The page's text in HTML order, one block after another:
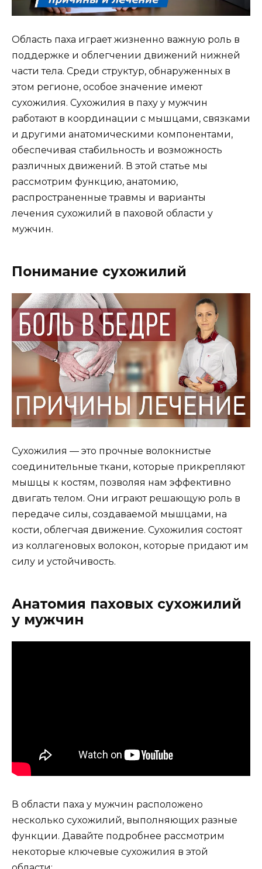
Область паха играет жизненно важную роль в
поддержке и облегчении движений нижней
части тела. Среди структур, обнаруженных в
этом регионе, особое значение имеют
сухожилия. Сухожилия в паху у мужчин
работают в координации с мышцами, связками
и другими анатомическими компонентами,
обеспечивая стабильность и возможность
различных движений. В этой статье мы
рассмотрим функцию, анатомию,
распространенные травмы и варианты
лечения сухожилий в паховой области у
мужчин.
Понимание сухожилий
Сухожилия — это прочные волокнистые
соединительные ткани, которые прикрепляют
мышцы к костям, позволяя нам эффективно
двигать телом. Они играют решающую роль в
передаче силы, создаваемой мышцами, на
кости, облегчая движение. Сухожилия состоят
из коллагеновых волокон, которые придают им
силу и устойчивость.
Анатомия паховых сухожилий
у мужчин
В области паха у мужчин расположено
несколько сухожилий, выполняющих разные
функции. Давайте подробнее рассмотрим
некоторые ключевые сухожилия в этой